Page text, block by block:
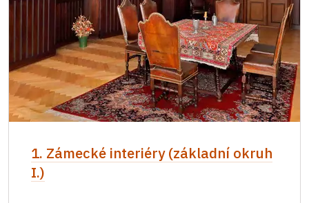
1. Zámecké interiéry (základní okruh
I.)